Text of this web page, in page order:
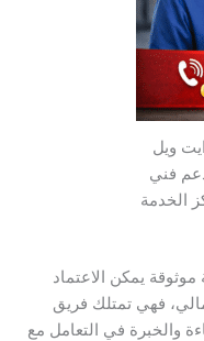
ويل
فني
مراكز الخدمة
يمكن الاعتماد
فهي تمتلك فريق
والخبرة في التعامل مع